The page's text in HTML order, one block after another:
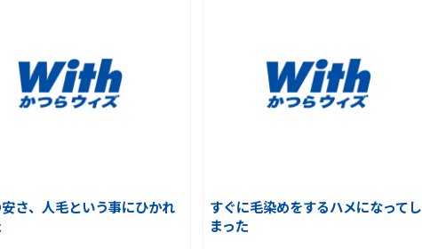
さ、人毛という事にひかれ
すぐに毛染めをするハメになってし
まった